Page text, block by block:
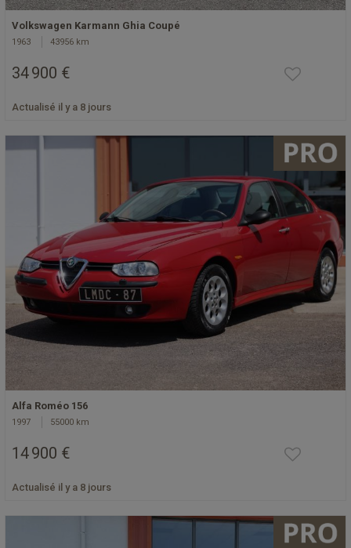
Volkswagen Karmann Ghia Coupé
1963 43956 km
34 900 €
Actualisé il y a 8 jours
Alfa Roméo 156
1997 55000 km
14 900 €
Actualisé il y a 8 jours